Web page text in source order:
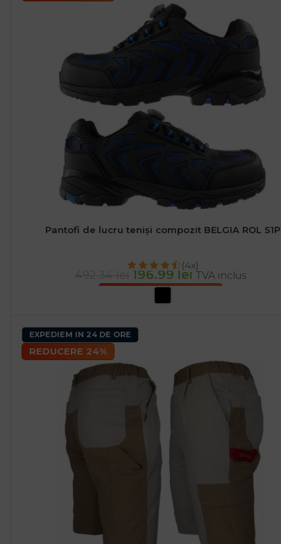
Pantofi de lucru teniși compozit BELGIA ROL S1P
(4x)
196.99 lei TVA inclus
EXPEDIEM IN 24 DE ORE
REDUCERE 24%